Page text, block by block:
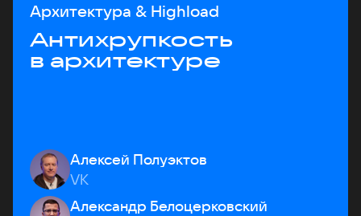
Архитектура & Highload
Антихрупкость
в архитектуре
Алексей Полуэктов
VK
Александр Белоцерковский